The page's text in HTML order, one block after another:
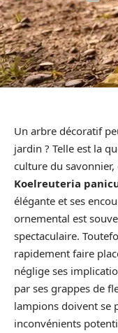
Un arbre décoratif
jardin ? Telle est la
culture du
Koelreuteria
élégante et ses
ornemental est
spectaculaire.
rapidement faire
néglige ses
par ses grappes de
lampions doivent se
inconvénients